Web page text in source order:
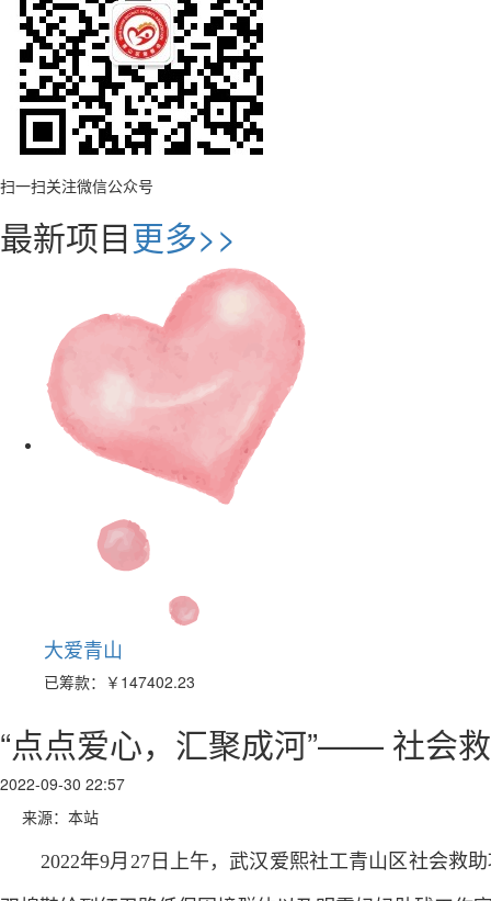
扫一扫关注微信公众号
最新项目更多>>
大爱青山
已筹款： ￥147402.23
“点点爱心，汇聚成河”—— 社会
2022-09-30 22:57
来源：本站
2022年9月27日上午，武汉爱熙社工青山区社会救